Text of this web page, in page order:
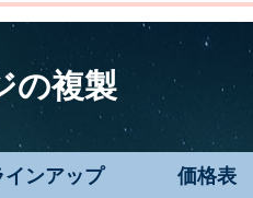
の複製
インアップ 価格表